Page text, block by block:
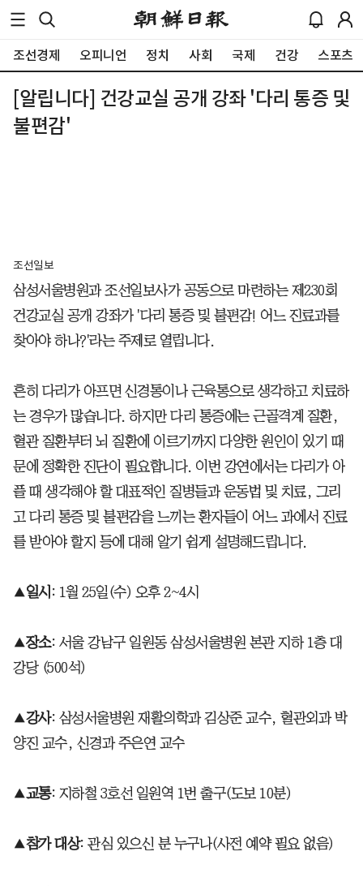
조선경제 오피니언 정치 사회 국제 건강 스포츠
[알립니다] 건강교실 공개 강좌 '다리 통증 및
불편감'
조선일보
삼성서울병원과 조선일보사가 공동으로 마련하는 제230회
건강교실 공개 강좌가 '다리 통증 및 불편감! 어느 진료과를
찾아야 하나?'라는 주제로 열립니다.
흔히 다리가 아프면 신경통이나 근육통으로 생각하고 치료하
는 경우가 많습니다. 하지만 다리 통증에는 근골격계 질환,
혈관 질환부터 뇌 질환에 이르기까지 다양한 원인이 있기 때
문에 정확한 진단이 필요합니다. 이번 강연에서는 다리가 아
플 때 생각해야 할 대표적인 질병들과 운동법 및 치료, 그리
고 다리 통증 및 불편감을 느끼는 환자들이 어느 과에서 진료
를 받아야 할지 등에 대해 알기 쉽게 설명해드립니다.
▲일시 : 1월 25일(수) 오후 2~4시
▲장소: 서울 강남구 일원동 삼성서울병원 본관 지하 1층 대
강당 (500석)
▲강사: 삼성서울병원 재활의학과 김상준 교수, 혈관외과 박
양진 교수, 신경과 주은연 교수
▲교통: 지하철 3호선 일원역 1번 출구(도보 10분)
▲참가 대상: 관심 있으신 분 누구나(사전 예약 필요 없음)